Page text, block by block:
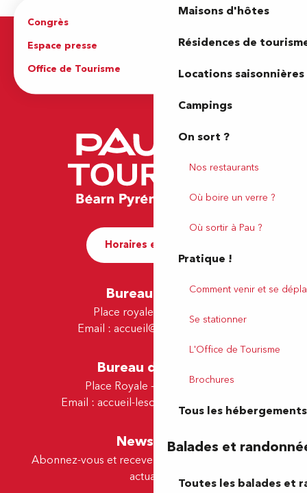
Maisons d'hôtes
Résidences de
Locations saisonnières
Campings
On sort ?
Nos restaurants
Où boire un verre ?
Où sortir à Pau ?
Pratique !
Comment venir et se
Se stationner
L'Office de Tourisme
Brochures
Tous les hébergements
Balades et
Toutes les balades et
Congrès
Espace presse
Brochures
Office de Tourisme
Horaires et contact
Bureau de Pau
Place royale - 64000 Pau
Email : accueil@tourismepau.fr
Bureau de Lescar
Place Royale - 64230 Lescar
Email : accueil-lescar@tourismepau.fr
Newsletter
Abonnez-vous et recevez par e-mail nos offres et
actualités.